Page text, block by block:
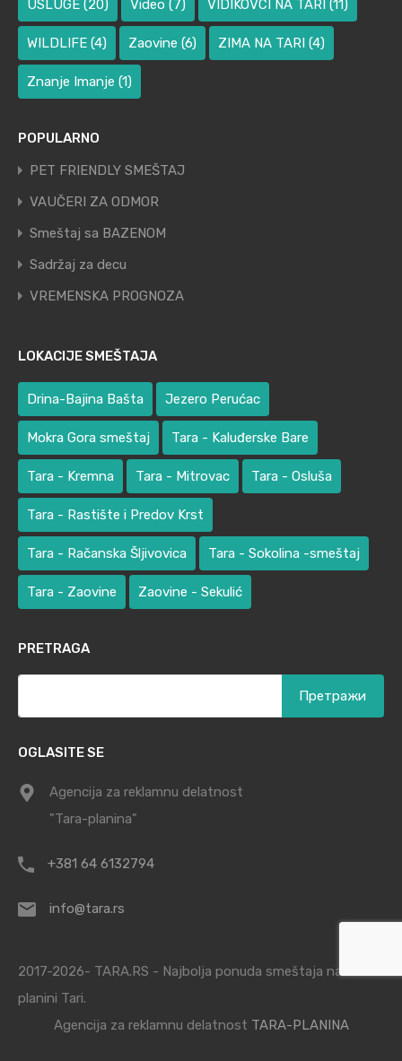
USLUGE (20) Video (7) VIDIKOVCI NA TARI (11)
WILDLIFE (4) Zaovine (6) ZIMA NA TARI (4)
Znanje Imanje (1)
POPULARNO
PET FRIENDLY SMEŠTAJ
VAUČERI ZA ODMOR
Smeštaj sa BAZENOM
Sadržaj za decu
VREMENSKA PROGNOZA
LOKACIJE SMEŠTAJA
Drina-Bajina Bašta Jezero Perućac
Mokra Gora smeštaj Tara - Kaluđerske Bare
Tara - Kremna Tara - Mitrovac Tara - Osluša
Tara - Rastište i Predov Krst
Tara - Račanska Šljivovica Tara - Sokolina -smeštaj
Tara - Zaovine Zaovine - Sekulić
PRETRAGA
OGLASITE SE
Agencija za reklamnu delatnost
"Tara-planina"
+381 64 6132794
info@tara.rs
2017-2026- TARA.RS - Najbolja ponuda smeštaja na
planini Tari.
Agencija za reklamnu delatnost TARA-PLANINA